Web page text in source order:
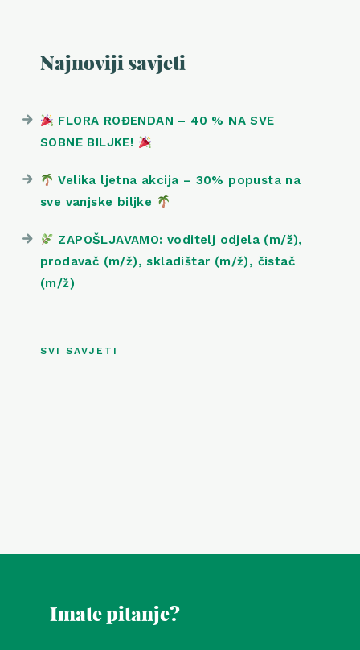
Najnoviji savjeti
FLORA ROĐENDAN – 40 % NA SVE
SOBNE BILJKE!
Velika ljetna akcija – 30% popusta na
sve vanjske biljke
ZAPOŠLJAVAMO: voditelj odjela (m/ž),
prodavač (m/ž), skladištar (m/ž), čistač
(m/ž)
SVI SAVJETI
Imate pitanje?